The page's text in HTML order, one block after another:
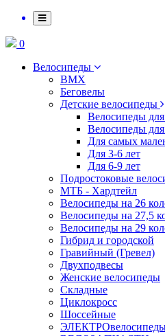
0
Велосипеды
BMX
Беговелы
Детские велосипеды
Велосипеды
Велосипеды
Для самых
Для 3-6 лет
Для 6-9 лет
Подростоковые
МТБ - Хардтейл
Велосипеды на 26
Велосипеды на 27,5
Велосипеды на 29
Гибрид и городской
Гравийный (Гревел)
Двухподвесы
Женские велосипеды
Складные
Циклокросс
Шоссейные